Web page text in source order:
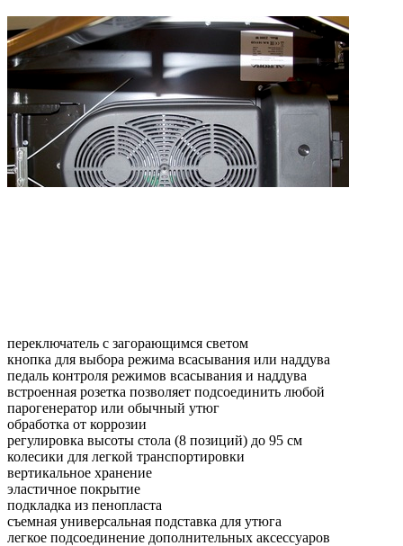
переключатель с загорающимся светом
кнопка для выбора режима всасывания или наддува
педаль контроля режимов всасывания и наддува
встроенная розетка позволяет подсоединить любой
парогенератор или обычный утюг
обработка от коррозии
регулировка высоты стола (8 позиций) до 95 см
колесики для легкой транспортировки
вертикальное хранение
эластичное покрытие
подкладка из пенопласта
съемная универсальная подставка для утюга
легкое подсоединение дополнительных аксессуаров